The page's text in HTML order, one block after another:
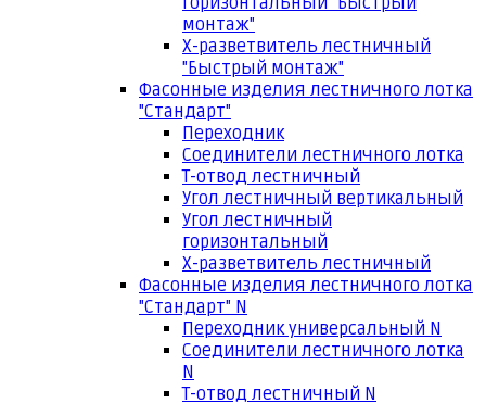
монтаж"
Х-разветвитель лестничный
"Быстрый монтаж"
Фасонные изделия лестничного лотка
"Стандарт"
Переходник
Соединители лестничного лотка
Т-отвод лестничный
Угол лестничный вертикальный
Угол лестничный
горизонтальный
Х-разветвитель лестничный
Фасонные изделия лестничного лотка
"Стандарт" N
Переходник универсальный N
Соединители лестничного лотка
N
Т-отвод лестничный N